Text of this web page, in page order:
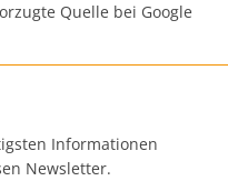
Quelle bei Google
Informationen
Newsletter.